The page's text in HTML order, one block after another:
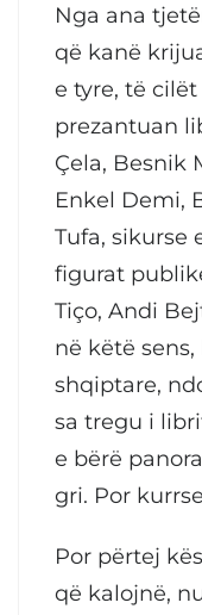
Nga ana
që kanë
e tyre, të
prezantuan
Çela, Besnik
Enkel Demi,
Tufa, sikurse
figurat
Tiço, Andi
në këtë
shqiptare,
sa tregu i
e bërë
gri. Por
Por përtej
që kalojnë,